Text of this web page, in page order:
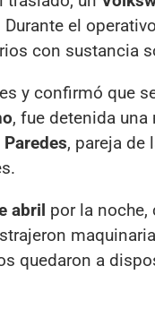
el
con sustancia
y confirmó que
, fue detenida una
Paredes, pareja de
abril por la noche,
quedaron a